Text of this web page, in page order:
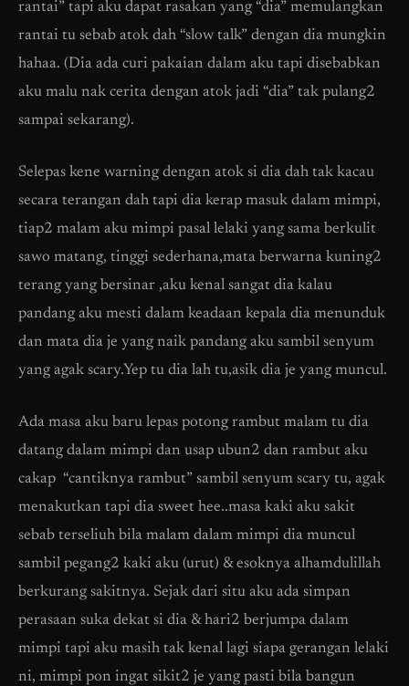
rantai” tapi aku dapat rasakan yang “dia” memulangkan
rantai tu sebab atok dah “slow talk” dengan dia mungkin
hahaa. (Dia ada curi pakaian dalam aku tapi disebabkan
aku malu nak cerita dengan atok jadi “dia” tak pulang2
sampai sekarang).
Selepas kene warning dengan atok si dia dah tak kacau
secara terangan dah tapi dia kerap masuk dalam mimpi,
tiap2 malam aku mimpi pasal lelaki yang sama berkulit
sawo matang, tinggi sederhana,mata berwarna kuning2
terang yang bersinar ,aku kenal sangat dia kalau
pandang aku mesti dalam keadaan kepala dia menunduk
dan mata dia je yang naik pandang aku sambil senyum
yang agak scary.Yep tu dia lah tu,asik dia je yang muncul.
Ada masa aku baru lepas potong rambut malam tu dia
datang dalam mimpi dan usap ubun2 dan rambut aku
cakap “cantiknya rambut” sambil senyum scary tu, agak
menakutkan tapi dia sweet hee..masa kaki aku sakit
sebab terseliuh bila malam dalam mimpi dia muncul
sambil pegang2 kaki aku (urut) & esoknya alhamdulillah
berkurang sakitnya. Sejak dari situ aku ada simpan
perasaan suka dekat si dia & hari2 berjumpa dalam
mimpi tapi aku masih tak kenal lagi siapa gerangan lelaki
ni, mimpi pon ingat sikit2 je yang pasti bila bangun